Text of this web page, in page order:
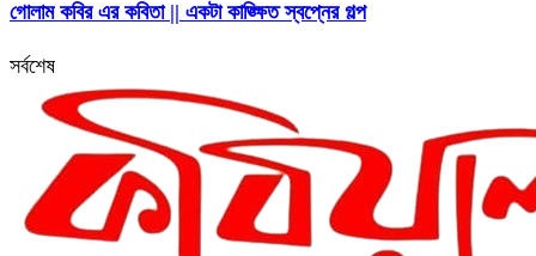
গোলাম কবির এর কবিতা || একটা কাঙ্ক্ষিত স্বপ্নের গল্প
সর্বশেষ